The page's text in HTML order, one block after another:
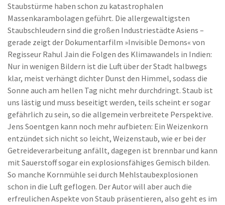
Staubstürme haben schon zu katastrophalen
Massenkarambolagen geführt. Die allergewaltigsten
Staubschleudern sind die großen Industriestädte Asiens –
gerade zeigt der Dokumentarfilm »Invisible Demons« von
Regisseur Rahul Jain die Folgen des Klimawandels in Indien:
Nur in wenigen Bildern ist die Luft über der Stadt halbwegs
klar, meist verhängt dichter Dunst den Himmel, sodass die
Sonne auch am hellen Tag nicht mehr durchdringt. Staub ist
uns lästig und muss beseitigt werden, teils scheint er sogar
gefährlich zu sein, so die allgemein verbreitete Perspektive.
Jens Soentgen kann noch mehr aufbieten: Ein Weizenkorn
entzündet sich nicht so leicht, Weizenstaub, wie er bei der
Getreideverarbeitung anfällt, dagegen ist brennbar und kann
mit Sauerstoff sogar ein explosionsfähiges Gemisch bilden.
So manche Kornmühle sei durch Mehlstaubexplosionen
schon in die Luft geflogen. Der Autor will aber auch die
erfreulichen Aspekte von Staub präsentieren, also geht es im